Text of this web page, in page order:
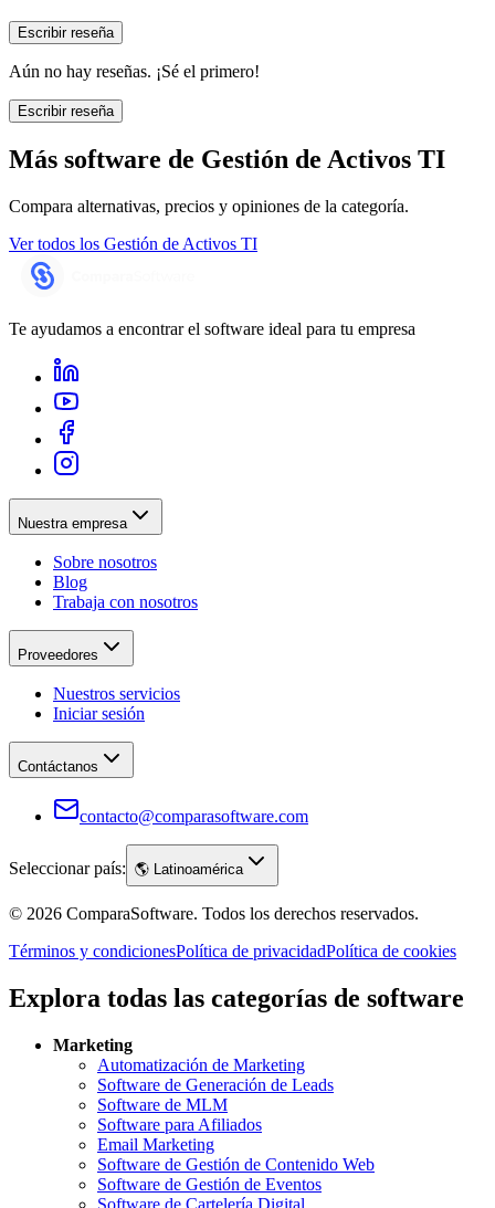
Escribir reseña
Aún no hay reseñas. ¡Sé el primero!
Escribir reseña
Más software de Gestión de Activos TI
Compara alternativas, precios y opiniones de la categoría.
Ver todos los Gestión de Activos TI
Te ayudamos a encontrar el software ideal para tu empresa
Nuestra empresa
Sobre nosotros
Blog
Trabaja con nosotros
Proveedores
Nuestros servicios
Iniciar sesión
Contáctanos
contacto@comparasoftware.com
Seleccionar país: 🌎 Latinoamérica
© 2026 ComparaSoftware. Todos los derechos reservados.
Términos y condicionesPolítica de privacidadPolítica de cookies
Explora todas las categorías de software
Marketing
Automatización de Marketing
Software de Generación de Leads
Software de MLM
Software para Afiliados
Email Marketing
Software de Gestión de Contenido Web
Software de Gestión de Eventos
Software de Cartelería Digital